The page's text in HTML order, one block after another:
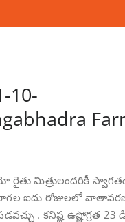
10-
మిత్రులందరికీ స్వాగతం
ఐదు రోజులలో వాతావరణ
. కనిష్ట ఉష్ణోగ్రత 23